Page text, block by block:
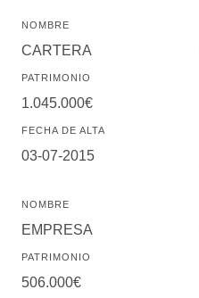
NOMBRE
CARTERA
PATRIMONIO
1.045.000€
FECHA DE ALTA
03-07-2015
NOMBRE
EMPRESA
PATRIMONIO
506.000€